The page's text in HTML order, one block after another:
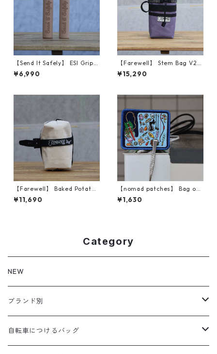
【Send It Safely】 ESI Grips
(SENDY NATL FOREST TAN)
¥6,990
【Farewell】 Stem Bag V2
（Plum RX30）
¥15,290
【Farewell】 Baked Potato™
（Natural X10）
¥11,690
【nomad patches】 Bag of
Holding Patch
¥1,630
Category
NEW
ブランド別
aldr works
自転車につけるバッグ